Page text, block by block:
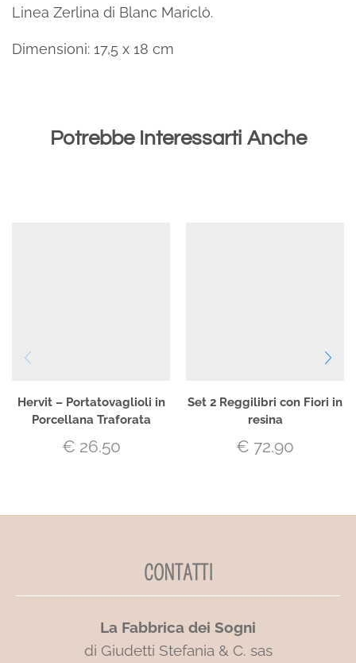
Linea Zerlina di Blanc Mariclò.
Dimensioni: 17,5 x 18 cm
Potrebbe Interessarti Anche
Hervit – Portatovaglioli in
Porcellana Traforata
€ 26.50
Set 2 Reggilibri con Fiori in
resina
€ 72.90
CONTATTI
La Fabbrica dei Sogni
di Giudetti Stefania & C. sas